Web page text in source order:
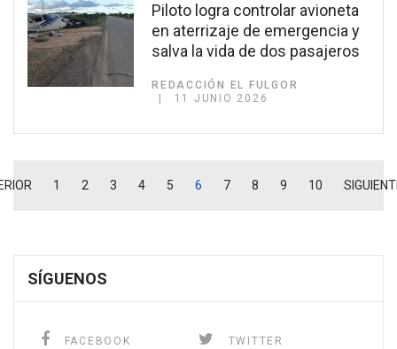
Piloto logra controlar avioneta
en aterrizaje de emergencia y
salva la vida de dos pasajeros
REDACCIÓN EL FULGOR
11 JUNIO 2026
1 2 3 4 5 6 7 8 9 10
SÍGUENOS
FACEBOOK TWITTER